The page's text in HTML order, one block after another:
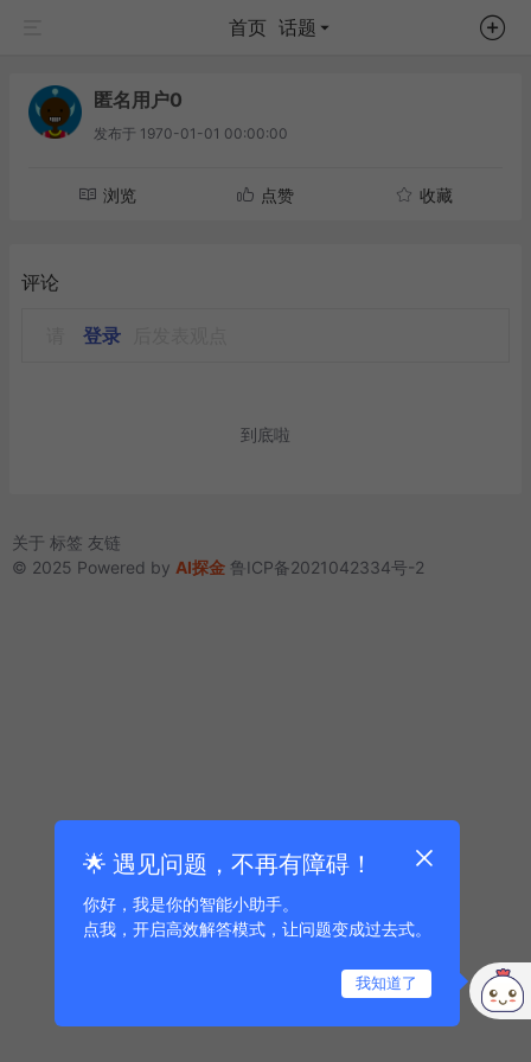
首页 话题
匿名用户0
发布于 1970-01-01 00:00:00
浏览 点赞 收藏
评论
登录
到底啦
关于 标签 友链
© 2025 Powered by AI探金 鲁ICP备2021042334号-2
🌟 遇见问题，不再有障碍！
你好，我是你的智能小助手。
点我，开启高效解答模式，让问题变成过去式。
我知道了